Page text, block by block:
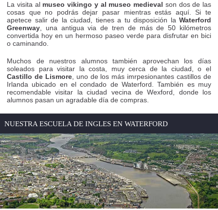
La visita al museo vikingo y al museo medieval son dos de las
cosas que no podrás dejar pasar mientras estás aquí. Si te
apetece salir de la ciudad, tienes a tu disposición la Waterford
Greenway , una antigua via de tren de más de 50 kilómetros
convertida hoy en un hermoso paseo verde para disfrutar en bici
o caminando.
Muchos de nuestros alumnos también aprovechan los días
soleados para visitar la costa, muy cerca de la ciudad, o el
Castillo de Lismore, uno de los más imrpesionantes castillos de
Irlanda ubicado en el condado de Waterford. También es muy
recomendable visitar la ciudad vecina de Wexford, donde los
alumnos pasan un agradable día de compras.
NUESTRA ESCUELA DE INGLES EN WATERFORD